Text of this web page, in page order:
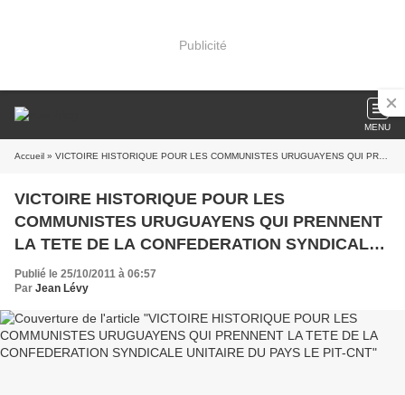
Publicité
MENU
Accueil » VICTOIRE HISTORIQUE POUR LES COMMUNISTES URUGUAYENS QUI PRENNENT LA TETE DE LA CONFEDERATION SYNDICALE UNITAIRE DU PAYS LE PIT-CNT
VICTOIRE HISTORIQUE POUR LES
COMMUNISTES URUGUAYENS QUI PRENNENT
LA TETE DE LA CONFEDERATION SYNDICALE
UNITAIRE DU PAYS LE PIT-CNT
Publié le 25/10/2011 à 06:57
Par Jean Lévy